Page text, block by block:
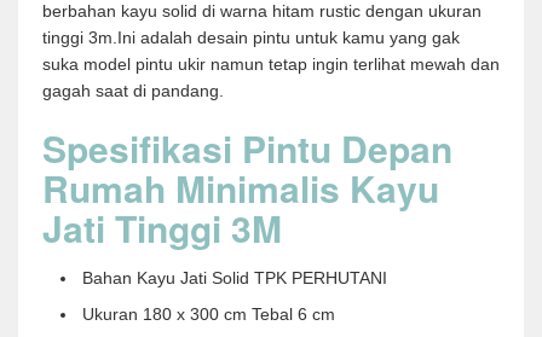
berbahan kayu solid di warna hitam rustic dengan ukuran
tinggi 3m.Ini adalah desain pintu untuk kamu yang gak
suka model pintu ukir namun tetap ingin terlihat mewah dan
gagah saat di pandang.
Spesifikasi Pintu Depan
Rumah Minimalis Kayu
Jati Tinggi 3M
Bahan Kayu Jati Solid TPK PERHUTANI
Ukuran 180 x 300 cm Tebal 6 cm